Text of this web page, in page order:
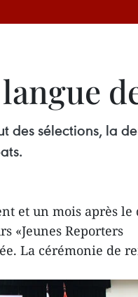
des sélections, la
et un mois après le
«Jeunes Reporters
La cérémonie de